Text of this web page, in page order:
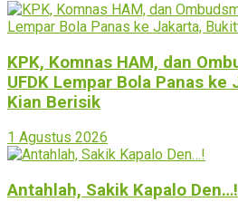
KPK, Komnas HAM, dan
UFDK Lempar Bola Panas
Kian Berisik
1 Agustus 2026
Antahlah, Sakik Kapalo Den…!